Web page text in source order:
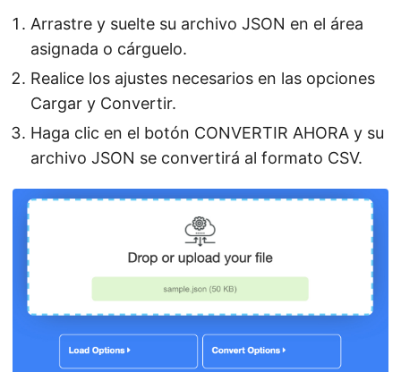
Arrastre y suelte su archivo JSON en el área
asignada o cárguelo.
Realice los ajustes necesarios en las opciones
Cargar y Convertir.
Haga clic en el botón CONVERTIR AHORA y su
archivo JSON se convertirá al formato CSV.